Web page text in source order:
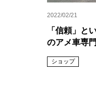
2022/02/21
「信頼」と
のアメ車専
ショップ